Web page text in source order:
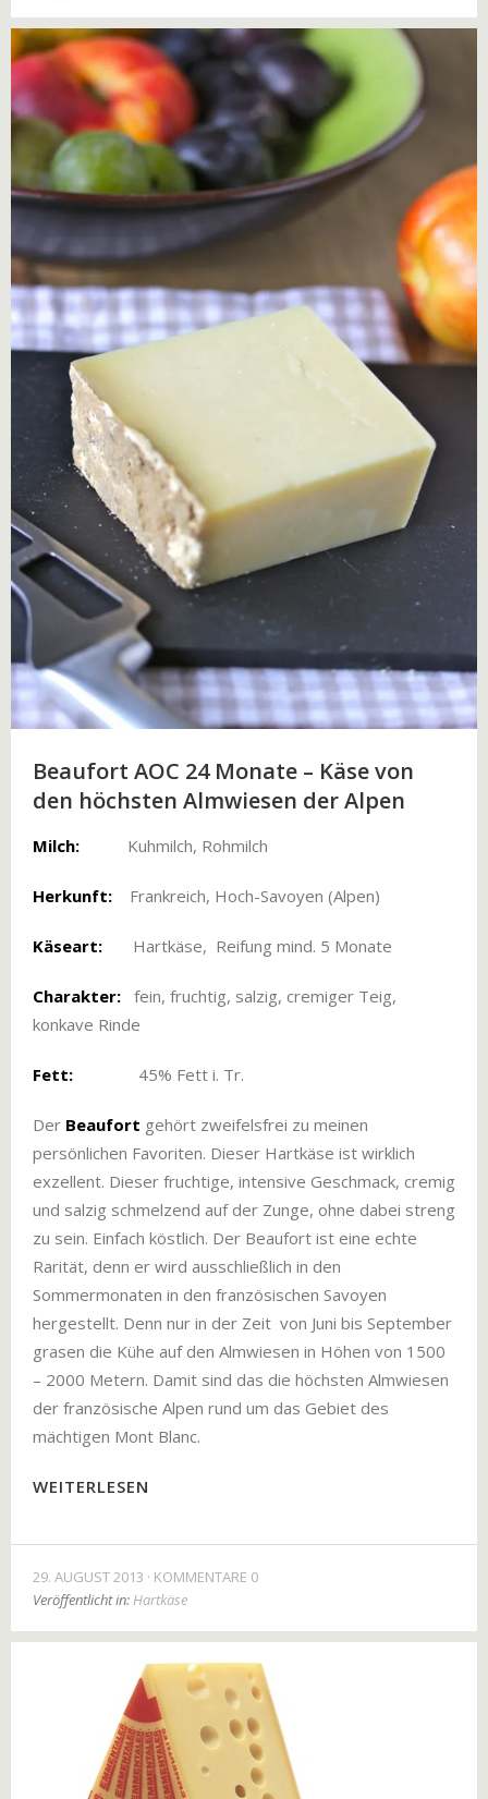
Beaufort AOC 24 Monate – Käse von
den höchsten Almwiesen der Alpen
Milch: Kuhmilch, Rohmilch
Herkunft: Frankreich, Hoch-Savoyen (Alpen)
Käseart: Hartkäse, Reifung mind. 5 Monate
Charakter: fein, fruchtig, salzig, cremiger Teig,
konkave Rinde
Fett: 45% Fett i. Tr.
Der Beaufort gehört zweifelsfrei zu meinen
persönlichen Favoriten. Dieser Hartkäse ist wirklich
exzellent. Dieser fruchtige, intensive Geschmack, cremig
und salzig schmelzend auf der Zunge, ohne dabei streng
zu sein. Einfach köstlich. Der Beaufort ist eine echte
Rarität, denn er wird ausschließlich in den
Sommermonaten in den französischen Savoyen
hergestellt. Denn nur in der Zeit von Juni bis September
grasen die Kühe auf den Almwiesen in Höhen von 1500
– 2000 Metern. Damit sind das die höchsten Almwiesen
der französische Alpen rund um das Gebiet des
mächtigen Mont Blanc.
WEITERLESEN
29. AUGUST 2013
KOMMENTARE 0
Veröffentlicht in:Hartkäse